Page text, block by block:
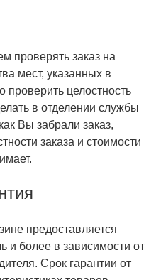
проверять заказ на
мест, указанных в
проверить целостность
в отделении службы
Вы забрали заказ,
заказа и стоимости
предоставляется
и более в зависимости от
Срок гарантии от